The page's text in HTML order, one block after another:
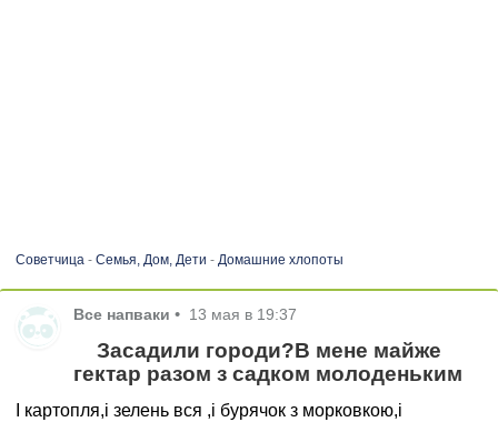
Советчица- Семья, Дом, Дети - Домашние хлопоты
Все напваки • 13 мая в 19:37
Засадили городи?В мене майже
гектар разом з садком молоденьким
І картопля,і зелень вся ,і бурячок з морковкою,і